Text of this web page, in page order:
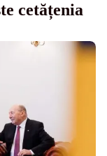
cetățenia